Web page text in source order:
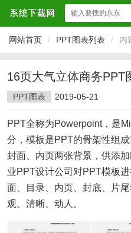
网站首页 / PPT图表列表 / 内
16页大气立体商务PPT
PPT图表 2019-05-21
PPT全称为Powerpoint，是
分，模板是PPT的骨架性组
封面、内页两张背景，供添
业PPT设计公司对PPT模板
面、目录、内页、封底、片
观、清晰、动人。